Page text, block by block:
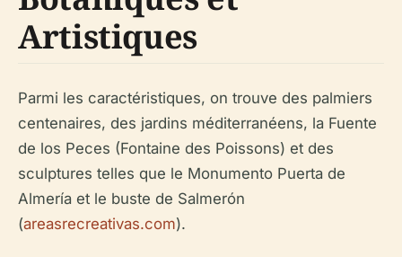
Artistiques
Parmi les caractéristiques, on trouve des palmiers
centenaires, des jardins méditerranéens, la Fuente
de los Peces (Fontaine des Poissons) et des
sculptures telles que le Monumento Puerta de
Almería et le buste de Salmerón
(areasrecreativas.com).